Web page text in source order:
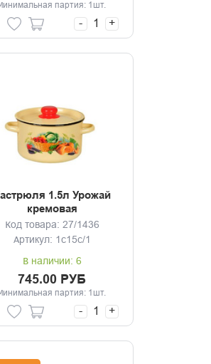
партия: 1шт.
- +
1.5л Урожай
кремовая
Код товара: 27/1436
Артикул: 1с15с/1
В наличии: 6
745.00 РУБ
партия: 1шт.
- +